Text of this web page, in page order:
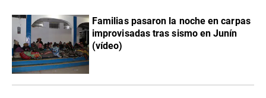
Familias pasaron la noche en carpas
improvisadas tras sismo en Junín
(vídeo)